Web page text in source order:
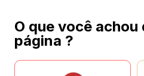
O que você achou
página ?